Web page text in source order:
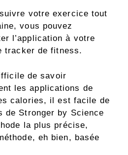
votre exercice tout
vous pouvez
l’application à votre
tracker de fitness.
de savoir
les applications de
calories, il est facile de
de Stronger by Science
la plus précise,
eh bien, basée